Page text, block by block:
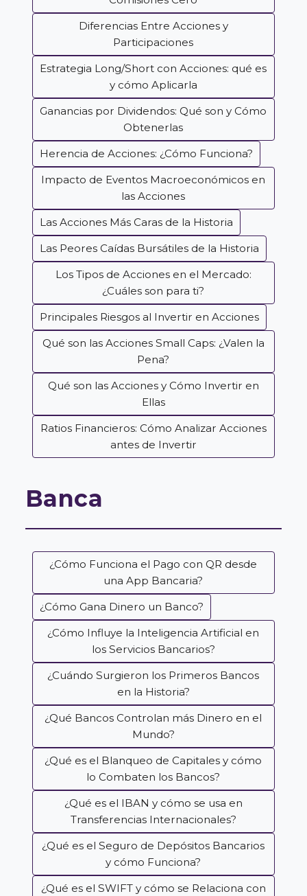
Diferencias Entre Acciones y
Participaciones
Estrategia Long/Short con Acciones: qué es
y cómo Aplicarla
Ganancias por Dividendos: Qué son y Cómo
Obtenerlas
Herencia de Acciones: ¿Cómo Funciona?
Impacto de Eventos Macroeconómicos en
las Acciones
Las Acciones Más Caras de la Historia
Las Peores Caídas Bursátiles de la Historia
Los Tipos de Acciones en el Mercado:
¿Cuáles son para ti?
Principales Riesgos al Invertir en Acciones
Qué son las Acciones Small Caps: ¿Valen la
Pena?
Qué son las Acciones y Cómo Invertir en
Ellas
Ratios Financieros: Cómo Analizar Acciones
antes de Invertir
Banca
¿Cómo Funciona el Pago con QR desde
una App Bancaria?
¿Cómo Gana Dinero un Banco?
¿Cómo Influye la Inteligencia Artificial en
los Servicios Bancarios?
¿Cuándo Surgieron los Primeros Bancos
en la Historia?
¿Qué Bancos Controlan más Dinero en el
Mundo?
¿Qué es el Blanqueo de Capitales y cómo
lo Combaten los Bancos?
¿Qué es el IBAN y cómo se usa en
Transferencias Internacionales?
¿Qué es el Seguro de Depósitos Bancarios
y cómo Funciona?
¿Qué es el SWIFT y cómo se Relaciona con